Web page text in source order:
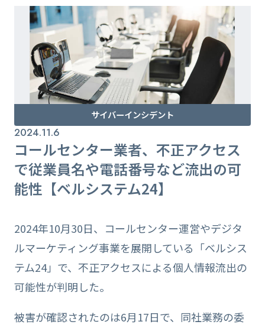
サイバーインシデント
2024.11.6
コールセンター業者、不正アクセス
で従業員名や電話番号など流出の可
能性【ベルシステム24】
2024年10月30日、コールセンター運営やデジタ
ルマーケティング事業を展開している「ベルシス
テム24」で、不正アクセスによる個人情報流出の
可能性が判明した。
被害が確認されたのは6月17日で、同社業務の委